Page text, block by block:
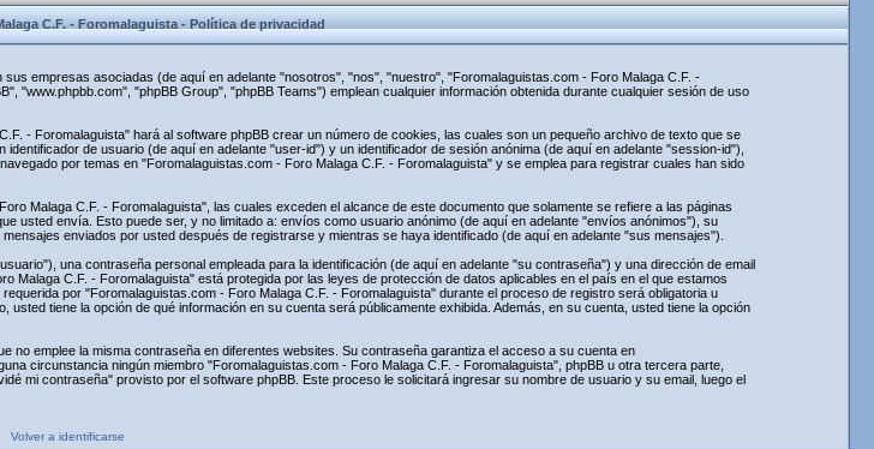
C.F. - Foromalaguista - Política de privacidad
empresas asociadas (de aquí en adelante "nosotros", "nos", "nuestro", "Foromalaguistas.com - Foro Malaga C.F. -
"www.phpbb.com", "phpBB Group", "phpBB Teams") emplean cualquier información obtenida durante cualquier sesión de uso
- Foromalaguista" hará al software phpBB crear un número de cookies, las cuales son un pequeño archivo de texto que se
de usuario (de aquí en adelante "user-id") y un identificador de sesión anónima (de aquí en adelante "session-id"),
por temas en "Foromalaguistas.com - Foro Malaga C.F. - Foromalaguista" y se emplea para registrar cuales han sido
Malaga C.F. - Foromalaguista", las cuales exceden el alcance de este documento que solamente se refiere a las páginas
usted envía. Esto puede ser, y no limitado a: envíos como usuario anónimo (de aquí en adelante "envíos anónimos"), su
enviados por usted después de registrarse y mientras se haya identificado (de aquí en adelante "sus mensajes").
una contraseña personal empleada para la identificación (de aquí en adelante "su contraseña") y una dirección de email
C.F. - Foromalaguista" está protegida por las leyes de protección de datos aplicables en el país en el que estamos
por "Foromalaguistas.com - Foro Malaga C.F. - Foromalaguista" durante el proceso de registro será obligatoria u
tiene la opción de qué información en su cuenta será públicamente exhibida. Además, en su cuenta, usted tiene la opción
emplee la misma contraseña en diferentes websites. Su contraseña garantiza el acceso a su cuenta en
circunstancia ningún miembro "Foromalaguistas.com - Foro Malaga C.F. - Foromalaguista", phpBB u otra tercera parte,
mi contraseña" provisto por el software phpBB. Este proceso le solicitará ingresar su nombre de usuario y su email, luego el
Volver a identificarse